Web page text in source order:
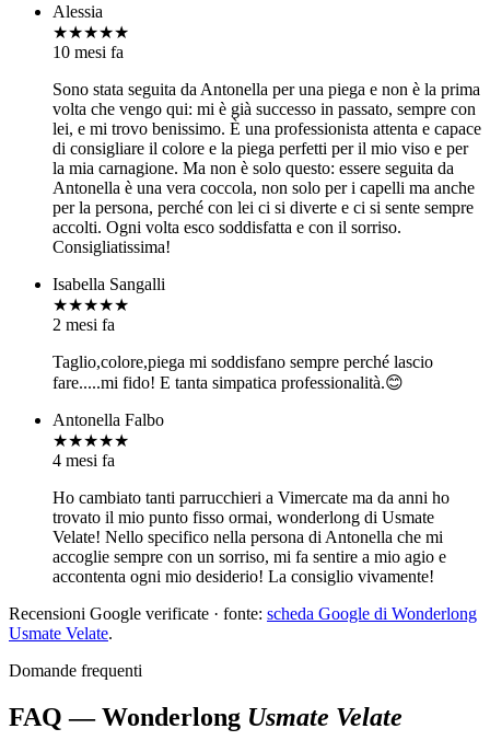
Alessia
★★★★★
10 mesi fa
Sono stata seguita da Antonella per una piega e non è la prima
volta che vengo qui: mi è già successo in passato, sempre con
lei, e mi trovo benissimo. È una professionista attenta e capace
di consigliare il colore e la piega perfetti per il mio viso e per
la mia carnagione. Ma non è solo questo: essere seguita da
Antonella è una vera coccola, non solo per i capelli ma anche
per la persona, perché con lei ci si diverte e ci si sente sempre
accolti. Ogni volta esco soddisfatta e con il sorriso.
Consigliatissima!
Isabella Sangalli
★★★★★
2 mesi fa
Taglio,colore,piega mi soddisfano sempre perché lascio
fare.....mi fido! E tanta simpatica professionalità.😊
Antonella Falbo
★★★★★
4 mesi fa
Ho cambiato tanti parrucchieri a Vimercate ma da anni ho
trovato il mio punto fisso ormai, wonderlong di Usmate
Velate! Nello specifico nella persona di Antonella che mi
accoglie sempre con un sorriso, mi fa sentire a mio agio e
accontenta ogni mio desiderio! La consiglio vivamente!
Recensioni Google verificate · fonte: scheda Google di Wonderlong
Usmate Velate.
Domande frequenti
FAQ — Wonderlong Usmate Velate